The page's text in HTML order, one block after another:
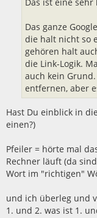
Das ganze
die halt nicht so
gehören halt
die Link-Logik.
auch kein
entfernen, aber
Hast Du einblick in
einen?)
Pfeiler = hörte mal
Rechner läuft (da
Wort im "richtigen"
und ich überleg und
1. und 2. was ist 1.